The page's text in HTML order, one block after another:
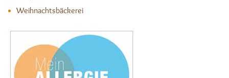
Weihnachtsbäckerei